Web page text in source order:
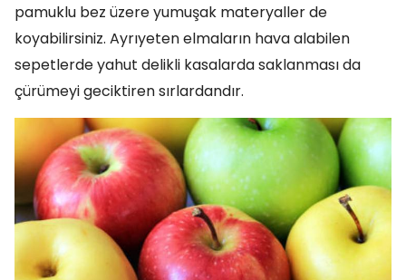
pamuklu bez üzere yumuşak materyaller de
koyabilirsiniz. Ayrıyeten elmaların hava alabilen
sepetlerde yahut delikli kasalarda saklanması da
çürümeyi geciktiren sırlardandır.